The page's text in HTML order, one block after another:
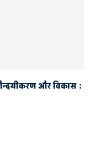
और विकास :